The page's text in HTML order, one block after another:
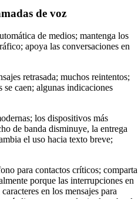
de voz
de medios; mantenga los
apoya las conversaciones en
retrasada; muchos reintentos;
se caen; algunas indicaciones
los dispositivos más
de banda disminuye, la entrega
el uso hacia texto breve;
para contactos críticos; comparta
porque las interrupciones en
en los mensajes para